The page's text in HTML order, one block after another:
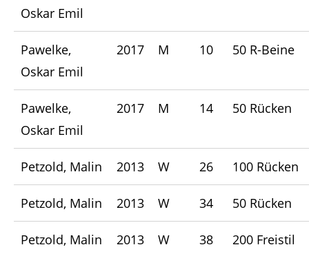
Oskar Emil
Pawelke,
Oskar Emil
2017 M 10 50 R-Beine
Pawelke,
Oskar Emil
2017 M 14 50 Rücken
Petzold, Malin 2013 W 26 100 Rücken
Petzold, Malin 2013 W 34 50 Rücken
Petzold, Malin 2013 W 38 200 Freistil